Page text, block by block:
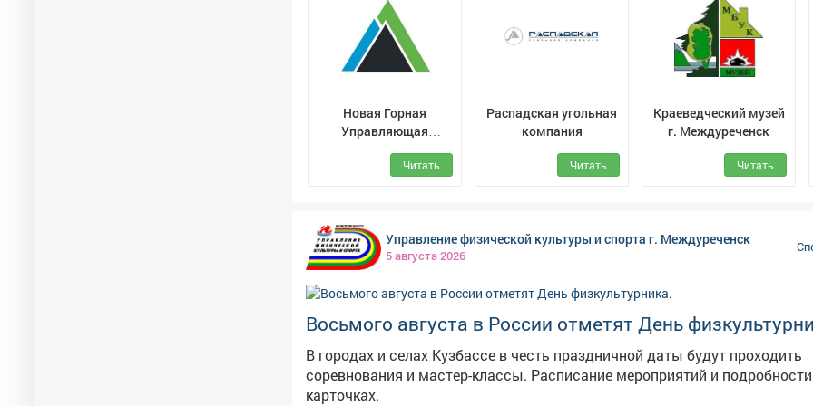
желающие организовать спортивную площадку, могут принять решение
установке на придомовой территории за свой счёт. В дальнейшем
такие площадки также придётся за счёт средств собственников
Новая Горная
Управляющая
Компания
Читать
Распадская угольная
компания
Читать
Краеведческий музей
г. Междуреченск
Читать
Управление физической культуры и спорта г. Междуреченск
5 августа 2026
Восьмого августа в России отметят День
В городах и селах Кузбассе в честь праздничной даты будут проходить
соревнования и мастер-классы. Расписание мероприятий и подробности - в наших
карточках.